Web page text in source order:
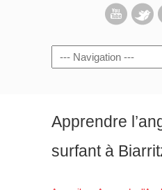
Navigation
Apprendre
surfant à